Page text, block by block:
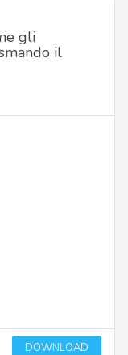
gli
il
DOWNLOAD